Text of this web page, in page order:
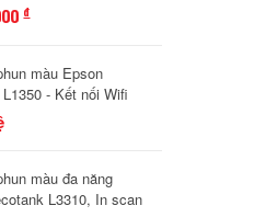
đ
màu Epson
- Kết nối Wifi
màu đa năng
L3310, In scan